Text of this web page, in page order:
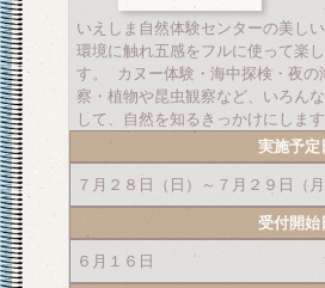
いえしま自然体験センターの美し
環境に触れ五感をフルに使って楽
す。 カヌー体験・海中探検・夜の
察・植物や昆虫観察など、いろん
して、自然を知るきっかけにします
実施予定
７月２８日（日）～７月２９日（
受付開始
６月１６日